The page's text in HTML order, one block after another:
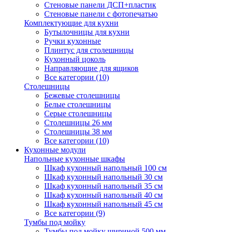
Стеновые панели ДСП+пластик
Стеновые панели с фотопечатью
Комплектующие для кухни
Бутылочницы для кухни
Ручки кухонные
Плинтус для столешницы
Кухонный цоколь
Направляющие для ящиков
Все категории (10)
Столешницы
Бежевые столешницы
Белые столешницы
Серые столешницы
Столешницы 26 мм
Столешницы 38 мм
Все категории (10)
Кухонные модули
Напольные кухонные шкафы
Шкаф кухонный напольный 100 см
Шкаф кухонный напольный 30 см
Шкаф кухонный напольный 35 см
Шкаф кухонный напольный 40 см
Шкаф кухонный напольный 45 см
Все категории (9)
Тумбы под мойку